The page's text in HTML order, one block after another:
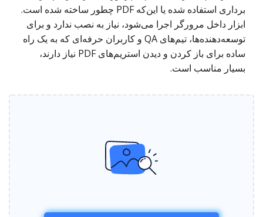
برداری استفاده شده یا این‌که PDF چطور ساخته شده است.
ابزار داخل مرورگر اجرا می‌شود، نیاز به نصب ندارد و برای
توسعه‌دهنده‌ها، تیم‌های QA و کاربران حرفه‌ای که به یک راه
ساده برای باز کردن و دیدن استریم‌های PDF نیاز دارند،
بسیار مناسب است.